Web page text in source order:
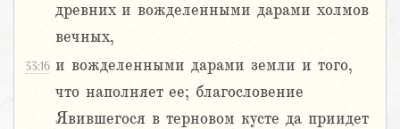
древних и вожделенными дарами холмов
вечных,
33:16 и вожделенными дарами земли и того,
что наполняет ее; благословение
Явившегося в терновом кусте да приидет